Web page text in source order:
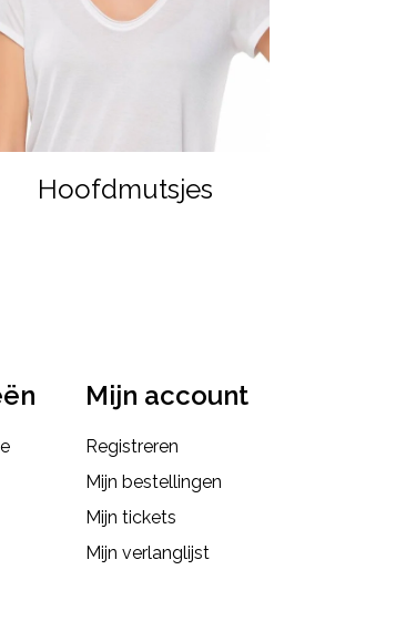
Hoofdmutsjes
Mijn account
Registreren
Mijn bestellingen
Mijn tickets
Mijn verlanglijst